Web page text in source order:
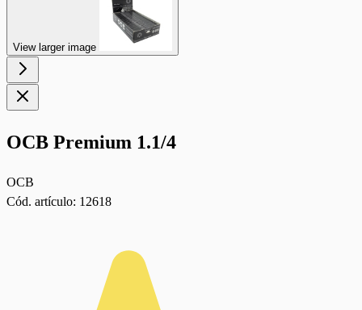
View larger image
OCB Premium 1.1/4
OCB
Cód. artículo: 12618